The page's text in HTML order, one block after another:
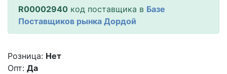
R00002940 код поставщика в Базе
Поставщиков рынка Дордой
Розница: Нет
Опт: Да